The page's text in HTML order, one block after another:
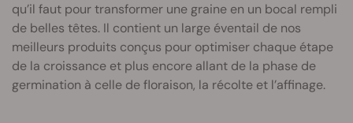
qu’il faut pour transformer une graine en un bocal rempli
de belles têtes. Il contient un large éventail de nos
meilleurs produits conçus pour optimiser chaque étape
de la croissance et plus encore allant de la phase de
germination à celle de floraison, la récolte et l’affinage.